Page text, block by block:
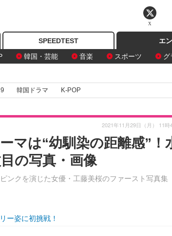
SPEEDTEST
エ
韓国・芸能 音楽 スポーツ グ
韓国ドラマ K-POP
マは“幼馴染の距離感”！
の写真・画像
ンクを演じた女優・工藤美桜のファースト写真集
2021年11月29日（月） 11時
ー姿に初挑戦！
X